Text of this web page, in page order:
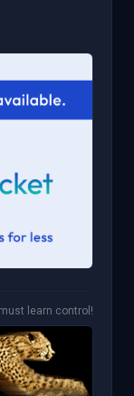
!Control, control, you must learn control